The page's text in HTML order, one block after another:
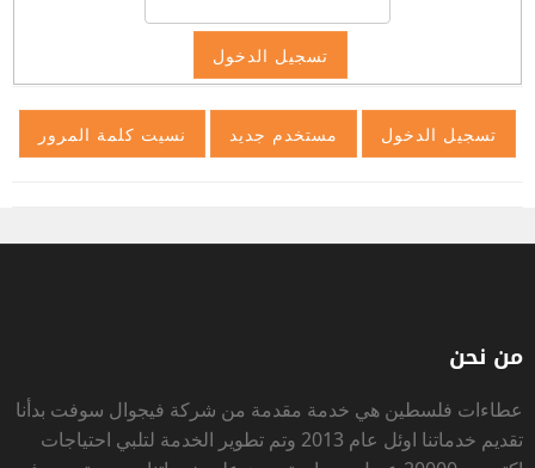
من نحن
عطاءات فلسطينهي خدمة مقدمة من شركة فيجوال سوفت بدأنا
تقديم خدماتنا اوئل عام 2013 وتم تطوير الخدمة لتلبي احتياجات